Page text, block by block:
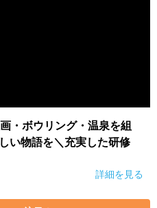
・ボウリング・温泉を組
い物語を＼充実した研修
詳細を見る